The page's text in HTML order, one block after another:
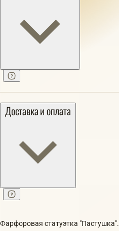
Доставка и оплата
Фарфоровая статуэтка "Пастушка".